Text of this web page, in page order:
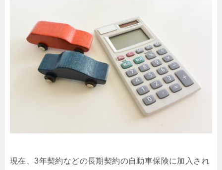
現在、3年契約などの長期契約の自動車保険に加入され